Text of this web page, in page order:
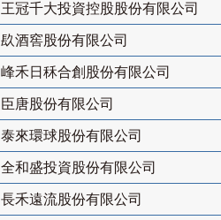
王冠千大投資控股股份有限公司
镹酒窖股份有限公司
峰禾日秝合創股份有限公司
臣唐股份有限公司
泰來環球股份有限公司
全和盛投資股份有限公司
長禾遠流股份有限公司